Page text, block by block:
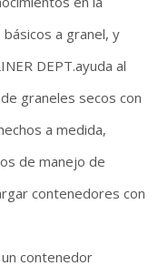
a granel, y
DEPT.ayuda al
graneles secos con
a medida,
de manejo de
contenedores con
contenedor